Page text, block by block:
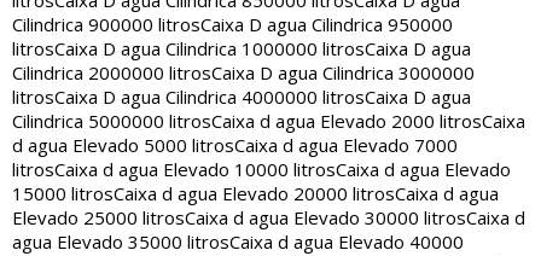
Cilindrica 900000 litrosCaixa D agua Cilindrica 950000
litrosCaixa D agua Cilindrica 1000000 litrosCaixa D agua
Cilindrica 2000000 litrosCaixa D agua Cilindrica 3000000
litrosCaixa D agua Cilindrica 4000000 litrosCaixa D agua
Cilindrica 5000000 litrosCaixa d agua Elevado 2000 litrosCaixa
d agua Elevado 5000 litrosCaixa d agua Elevado 7000
litrosCaixa d agua Elevado 10000 litrosCaixa d agua Elevado
15000 litrosCaixa d agua Elevado 20000 litrosCaixa d agua
Elevado 25000 litrosCaixa d agua Elevado 30000 litrosCaixa d
agua Elevado 35000 litrosCaixa d agua Elevado 40000